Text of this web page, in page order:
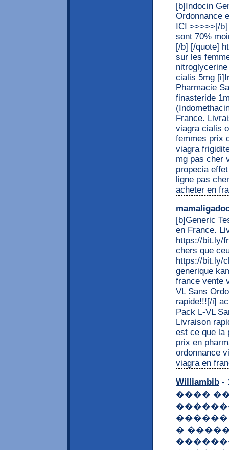
[b]Indocin
Ordonnance
ICI >>>>>[/
sont 70%
[/b] [/quote]
sur les
cialis 5mg
Pharmacie
finasteride
France.
viagra cialis
femmes prix
viagra
mg pas cher
propecia
ligne pas
acheter en
[b]Generic
en France.
https://bit.ly/
chers que
https://bit.ly/
generique
france vente
VL Sans
rapide!!![/i]
Pack L-VL
Livraison
est ce que la
prix en
ordonnance
viagra en
Williambib -
����
�